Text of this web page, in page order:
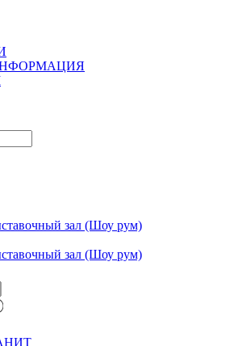
зал (Шоу рум)
зал (Шоу рум)